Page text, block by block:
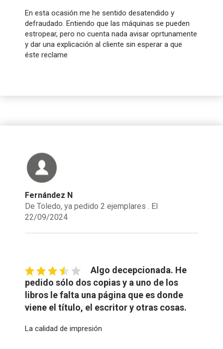
En esta ocasión me he sentido desatendido y
defraudado. Entiendo que las máquinas se pueden
estropear, pero no cuenta nada avisar oprtunamente
y dar una explicación al cliente sin esperar a que
éste reclame
Fernández N
De Toledo, ya pedido 2 ejemplares . El
22/09/2024
Algo decepcionada. He
pedido sólo dos copias y a uno de los
libros le falta una página que es donde
viene el título, el escritor y otras cosas.
La calidad de impresión